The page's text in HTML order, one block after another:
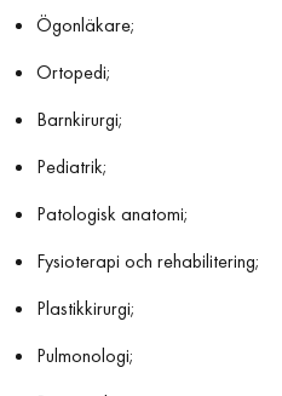
Ögonläkare;
Ortopedi;
Barnkirurgi;
Pediatrik;
Patologisk anatomi;
Fysioterapi och rehabilitering;
Plastikkirurgi;
Pulmonologi;